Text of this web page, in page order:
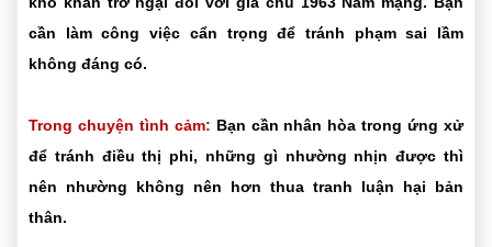
cần làm công việc cẩn trọng để tránh phạm sai lầm
không đáng có.
Trong chuyện tình cảm: Bạn cần nhân hòa trong ứng xử
để tránh điều thị phi, những gì nhường nhịn được thì
nên nhường không nên hơn thua tranh luận hại bản
thân.